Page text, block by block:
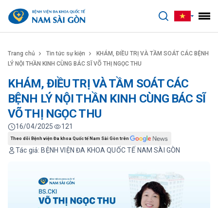
Trang chủ Tin tức sự kiện
KHÁM, ĐIỀU TRỊ VÀ TẦM SOÁT CÁC BỆNH
LÝ NỘI THẦN KINH CÙNG BÁC SĨ VÕ THỊ NGỌC THU
KHÁM, ĐIỀU TRỊ VÀ TẦM SOÁT CÁC
BỆNH LÝ NỘI THẦN KINH CÙNG BÁC SĨ
VÕ THỊ NGỌC THU
Tác giả: BỆNH VIỆN ĐA KHOA QUỐC TẾ NAM SÀI GÒN
16/04/2025 121
Theo dõi Bệnh viện Đa khoa Quốc tế Nam Sài Gòn trên